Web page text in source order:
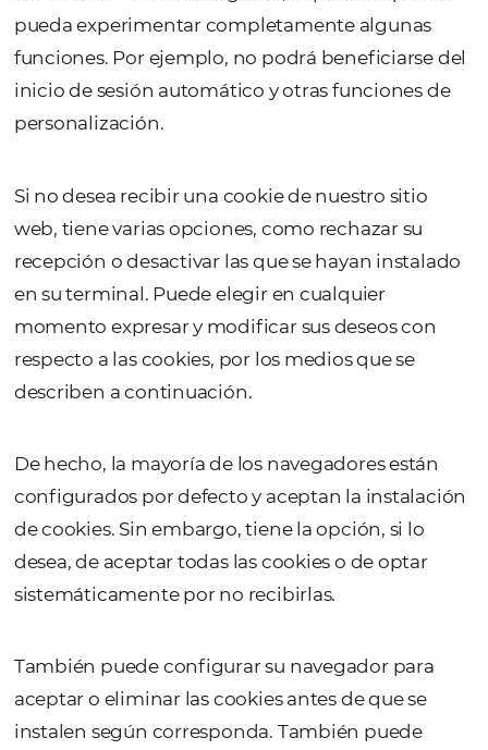
Mozilla Firefox: https://support.mozilla.org/
BR/kb/protecao-aprimorada-contra-
rastreamento-firefox-
usam&redirectlocale=pt-BR
Google Chrome:
https://support.google.com/accounts/
co=GENIE.Platform%3DDesktop& hl=pt-BR
br/guide/safari/sfri11471/mac
Por último, le recordamos que si el Usuario
acepta algunas cookies de las Páginas de
no funcionen de forma óptima.